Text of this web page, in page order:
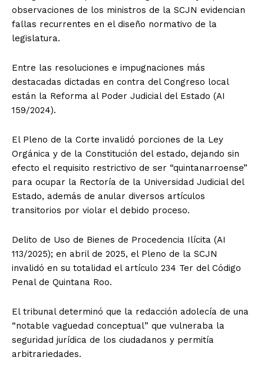
observaciones de los ministros de la SCJN evidencian
fallas recurrentes en el diseño normativo de la
legislatura.
Entre las resoluciones e impugnaciones más
destacadas dictadas en contra del Congreso local
están la Reforma al Poder Judicial del Estado (AI
159/2024).
El Pleno de la Corte invalidó porciones de la Ley
Orgánica y de la Constitución del estado, dejando sin
efecto el requisito restrictivo de ser “quintanarroense”
para ocupar la Rectoría de la Universidad Judicial del
Estado, además de anular diversos artículos
transitorios por violar el debido proceso.
Delito de Uso de Bienes de Procedencia Ilícita (AI
113/2025); en abril de 2025, el Pleno de la SCJN
invalidó en su totalidad el artículo 234 Ter del Código
Penal de Quintana Roo.
El tribunal determinó que la redacción adolecía de una
“notable vaguedad conceptual” que vulneraba la
seguridad jurídica de los ciudadanos y permitía
arbitrariedades.